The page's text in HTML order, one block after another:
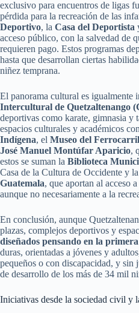
exclusivo para encuentros de ligas
pérdida para la recreación de las
Deportivo, la Casa del Deportista
acceso público, con la salvedad de
requieren pago. Estos programas
hasta que desarrollan ciertas
niñez temprana.
El panorama cultural es igualmente
Intercultural de Quetzaltenango
deportivas como karate, gimnasia y
espacios culturales y académicos
Indígena, el Museo del
José Manuel Montúfar Aparicio,
estos se suman la Biblioteca
Casa de la Cultura de Occidente y
Guatemala, que aportan al acceso
aunque no necesariamente a la
En conclusión, aunque
plazas, complejos deportivos y
diseñados pensando en la
duras, orientadas a jóvenes y
pequeños o con discapacidad, y sin
de desarrollo de los más de 34 mil
Iniciativas desde la sociedad civil y